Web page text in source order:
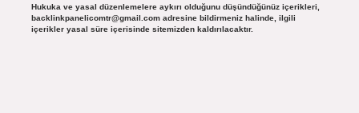
Hukuka ve yasal düzenlemelere aykırı olduğunu düşündüğünüz içerikleri,
backlinkpanelicomtr@gmail.comadresine bildirmeniz halinde, ilgili
içerikler yasal süre içerisinde sitemizden kaldırılacaktır.